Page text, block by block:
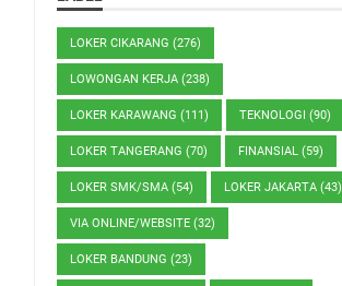
LOKER CIKARANG (276)
LOWONGAN KERJA (238)
LOKER KARAWANG (111) TEKNOLOGI (90)
LOKER TANGERANG (70) FINANSIAL (59)
LOKER SMK/SMA (54) LOKER JAKARTA (43)
VIA ONLINE/WEBSITE (32)
LOKER BANDUNG (23)